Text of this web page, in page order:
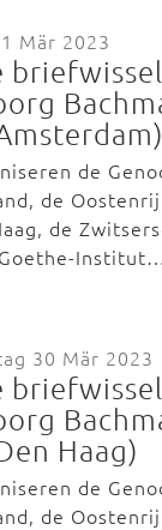
Mär 2023
de
de
de
Institut…
30 Mär 2023
Haag)
de
de